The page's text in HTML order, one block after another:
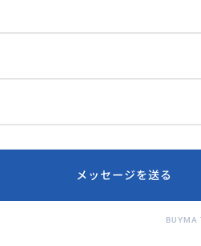
メッセージを送る
BUYMA